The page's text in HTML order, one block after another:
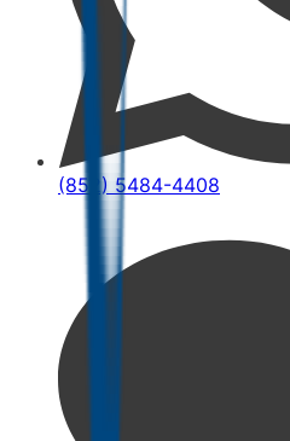
(852) 5484-4408